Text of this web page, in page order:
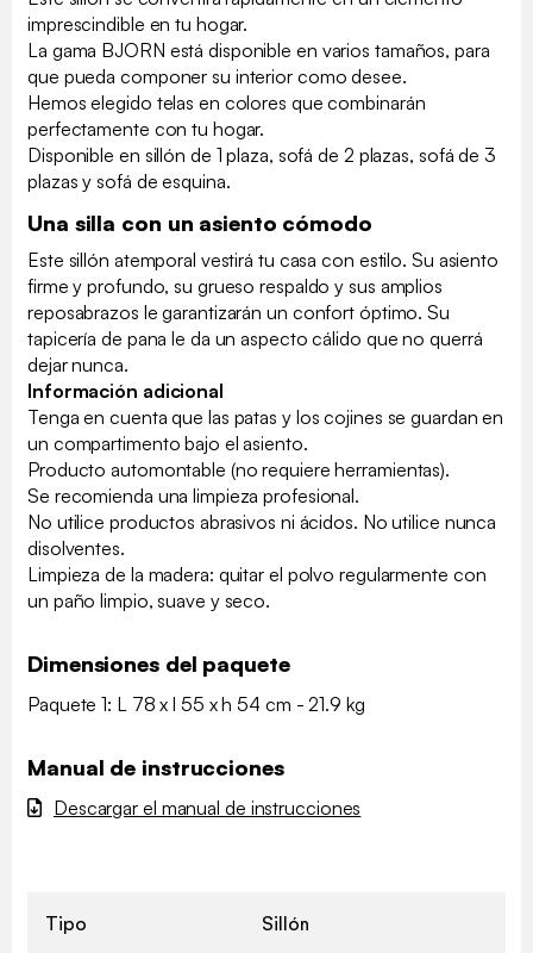
imprescindible en tu hogar.
La gama BJORN está disponible en varios tamaños, para
que pueda componer su interior como desee.
Hemos elegido telas en colores que combinarán
perfectamente con tu hogar.
Disponible en sillón de 1 plaza, sofá de 2 plazas, sofá de 3
plazas y sofá de esquina.
Una silla con un asiento cómodo
Este sillón atemporal vestirá tu casa con estilo. Su asiento
firme y profundo, su grueso respaldo y sus amplios
reposabrazos le garantizarán un confort óptimo. Su
tapicería de pana le da un aspecto cálido que no querrá
dejar nunca.
Información adicional
Tenga en cuenta que las patas y los cojines se guardan en
un compartimento bajo el asiento.
Producto automontable (no requiere herramientas).
Se recomienda una limpieza profesional.
No utilice productos abrasivos ni ácidos. No utilice nunca
disolventes.
Limpieza de la madera: quitar el polvo regularmente con
un paño limpio, suave y seco.
Dimensiones del paquete
Paquete 1: L 78 x l 55 x h 54 cm - 21.9 kg
Manual de instrucciones
Descargar el manual de instrucciones
Tipo Sillón